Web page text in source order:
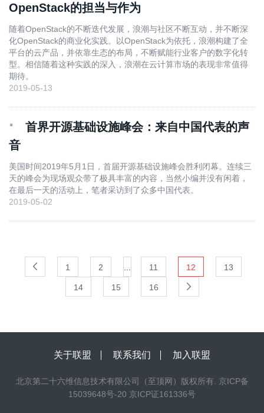
OpenStack的担当与作为
随着OpenStack的不断迭代发展，浪潮与社区不断互动，并不断深
化OpenStack的商业化实践。以OpenStack为依托，浪潮构建了全
平台的云产品，并依靠生态的布局，不断赋能行业客户的数字化转
型。相信随着这种实践的深入，浪潮在云计算市场的表现非常值得
期待。
2019-05-13
·
首界开源基础设施峰会：来自中国代表的声
音
美国时间2019年5月1日，首届开源基础设施峰会胜利闭幕。连续三
天的峰会为现场观众带了极具丰富的内容，当然小编并没有闲着，
在最后一天的活动上，笔者采访到了众多中国代表。
2019-05-02
1 2 ... 11 12 13
14 15 16
关于联盟 联系我们 加入联盟
北京第二十六维信息技术有限公司（至顶网）版权所有. 京ICP备
15039648号-20 京ICP证161336号